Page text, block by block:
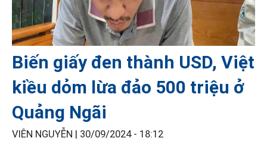
Biến giấy đen thành USD, Việt
kiều dỏm lừa đảo 500 triệu ở
Quảng Ngãi
VIÊN NGUYỄN | 30/09/2024 - 18:12